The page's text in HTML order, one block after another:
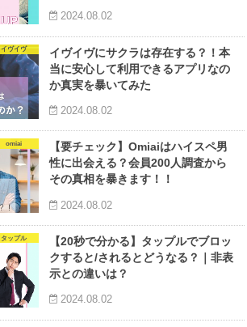
2024.08.02
イヴイヴ
イヴイヴにサクラは存在する？！本
当に安心して利用できるアプリなの
か真実を暴いてみた
2024.08.02
omiai
【要チェック】Omiaiはハイスペ男
性に出会える？会員200人調査から
その真相を暴きます！！
2024.08.02
タップル
【20秒で分かる】タップルでブロッ
クすると/されるとどうなる？｜非表
示との違いは？
2024.08.02